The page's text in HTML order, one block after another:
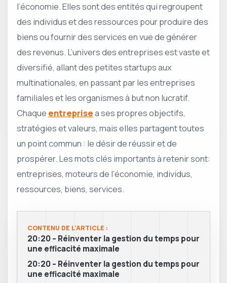
l’économie. Elles sont des entités qui regroupent
des individus et des ressources pour produire des
biens ou fournir des services en vue de générer
des revenus. L’univers des entreprises est vaste et
diversifié, allant des petites startups aux
multinationales, en passant par les entreprises
familiales et les organismes à but non lucratif.
Chaque entreprisea ses propres objectifs,
stratégies et valeurs, mais elles partagent toutes
un point commun : le désir de réussir et de
prospérer. Les mots clés importants à retenir sont:
entreprises, moteurs de l’économie, individus,
ressources, biens, services.
CONTENU DE L'ARTICLE :
20:20 – Réinventer la gestion du temps pour
une efficacité maximale
20:20 – Réinventer la gestion du temps pour
une efficacité maximale